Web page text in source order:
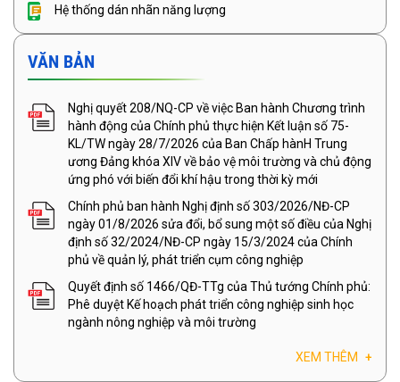
Hệ thống dán nhãn năng lượng
VĂN BẢN
Nghị quyết 208/NQ-CP về việc Ban hành Chương trình
hành động của Chính phủ thực hiện Kết luận số 75-
KL/TW ngày 28/7/2026 của Ban Chấp hànH Trung
ương Đảng khóa XIV về bảo vệ môi trường và chủ động
ứng phó với biến đổi khí hậu trong thời kỳ mới
Chính phủ ban hành Nghị định số 303/2026/NĐ-CP
ngày 01/8/2026 sửa đổi, bổ sung một số điều của Nghị
định số 32/2024/NĐ-CP ngày 15/3/2024 của Chính
phủ về quản lý, phát triển cụm công nghiệp
Quyết định số 1466/QĐ-TTg của Thủ tướng Chính phủ:
Phê duyệt Kế hoạch phát triển công nghiệp sinh học
ngành nông nghiệp và môi trường
XEM THÊM +